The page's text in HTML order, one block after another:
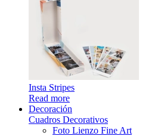
Insta Stripes
Read more
Decoración
Cuadros Decorativos
Foto Lienzo Fine Art